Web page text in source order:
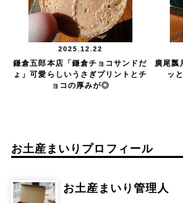
2025.12.22
鎌倉五郎本店「鎌倉チョコサンドだ
ょ」可愛らしいうさぎプリントとチ
ョコの厚みが◎
廣尾瓢
ッ
お土産まいりプロフィール
お土産まいり管理人